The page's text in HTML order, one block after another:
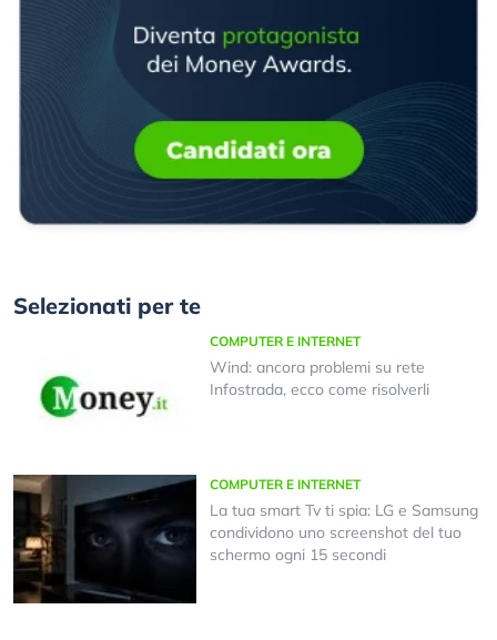
Selezionati per te
COMPUTER E INTERNET
Wind: ancora problemi su rete
Infostrada, ecco come risolverli
COMPUTER E INTERNET
La tua smart Tv ti spia: LG e Samsung
condividono uno screenshot del tuo
schermo ogni 15 secondi